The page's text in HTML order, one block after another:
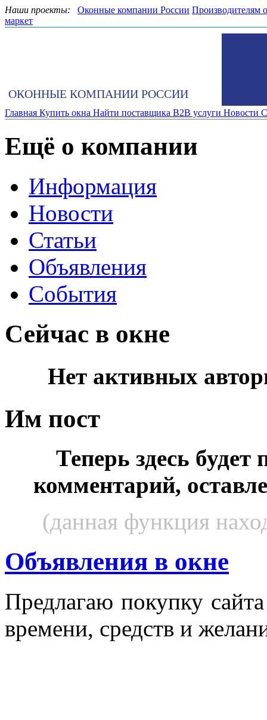
Наши проекты: Оконные компании России Производителям
маркет
ОКОННЫЕ КОМПАНИИ РОССИИ
Главная Купить окна Найти поставщика B2B услуги Новости
Ещё о компании
Информация
Новости
Статьи
Объявления
События
Сейчас в окне
Нет активных
Им пост
Теперь здесь будет
комментарий,
(данная функция
Объявления в окне
Пред­ла­гаю по­куп­ку
вре­мени, средств и